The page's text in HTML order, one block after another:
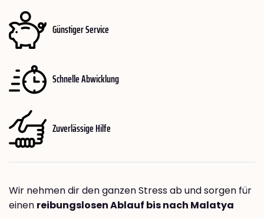
Günstiger Service
Schnelle Abwicklung
Zuverlässige Hilfe
Wir nehmen dir den ganzen Stress ab und sorgen für
einen reibungslosen Ablauf bis nach Malatya